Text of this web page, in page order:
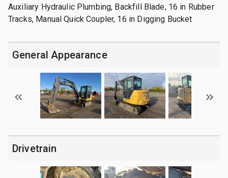
Auxiliary Hydraulic Plumbing, Backfill Blade, 16 in Rubber
Tracks, Manual Quick Coupler, 16 in Digging Bucket
General Appearance
Drivetrain